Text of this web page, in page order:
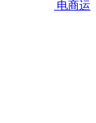
电商运